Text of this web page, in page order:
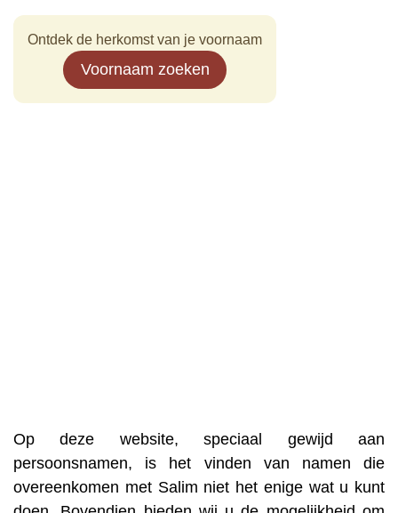
Ontdek de herkomst van je voornaam
Voornaam zoeken
Op deze website, speciaal gewijd aan
persoonsnamen, is het vinden van namen die
overeenkomen met Salim niet het enige wat u kunt